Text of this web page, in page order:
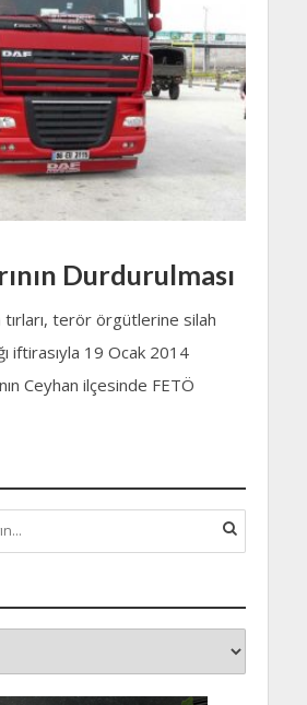
Durdurulması
tırları, terör örgütlerine silah
iftirasıyla 19 Ocak 2014
Ceyhan ilçesinde FETÖ